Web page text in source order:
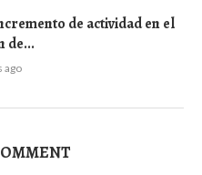
de actividad en el
de...
ago